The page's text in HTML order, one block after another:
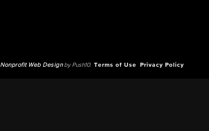
Nonprofit Web Designby Push10. Terms of Use Privacy Policy